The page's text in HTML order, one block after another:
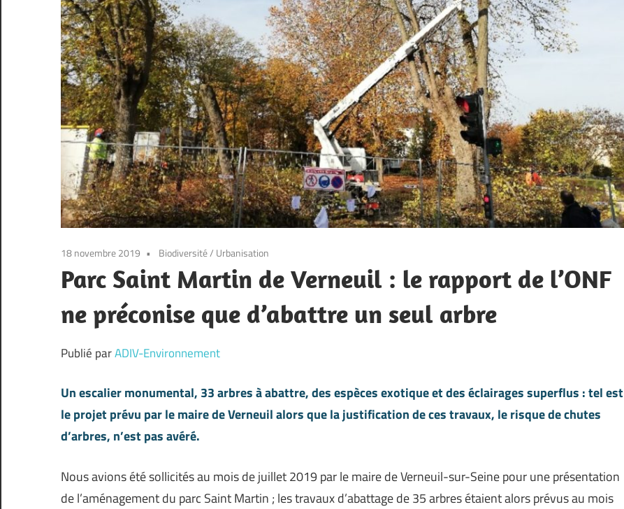
18 novembre 2019 Biodiversité/ Urbanisation
Parc Saint Martin de Verneuil : le rapport de l’ONF
ne préconise que d’abattre un seul arbre
Publié parADIV-Environnement
Un escalier monumental, 33 arbres à abattre, des espèces exotique et des éclairages superflus : tel est
le projet prévu par le maire de Verneuil alors que la justification de ces travaux, le risque de chutes
d’arbres, n’est pas avéré.
Nous avions été sollicités au mois de juillet 2019 par le maire de Verneuil-sur-Seine pour une présentation
de l’aménagement du parc Saint Martin ; les travaux d’abattage de 35 arbres étaient alors prévus au mois